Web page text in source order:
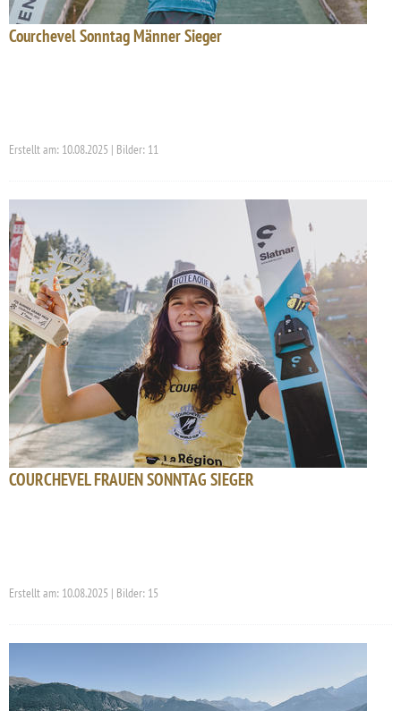
Courchevel Sonntag Männer Sieger
Erstellt am: 10.08.2025 | Bilder: 11
COURCHEVEL FRAUEN SONNTAG SIEGER
Erstellt am: 10.08.2025 | Bilder: 15